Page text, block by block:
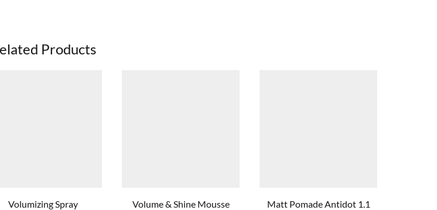
Products
Volumizing Spray Volume & Shine Mousse Matt Pomade Antidot 1.1